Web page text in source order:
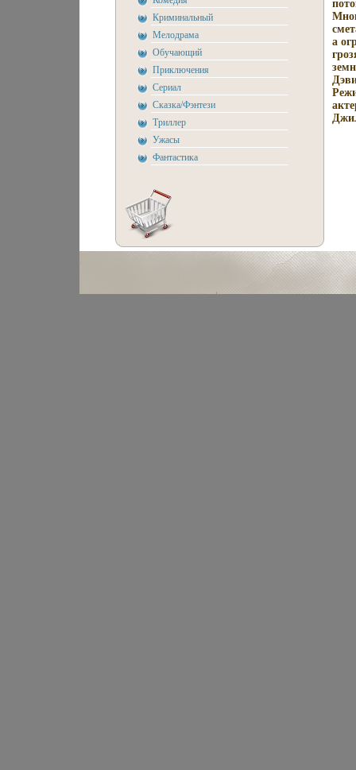
Криминальный
Мелодрама
Обучающий
Приключения
Сериал
Сказка/Фэнтези
Триллер
Ужасы
Фантастика
а